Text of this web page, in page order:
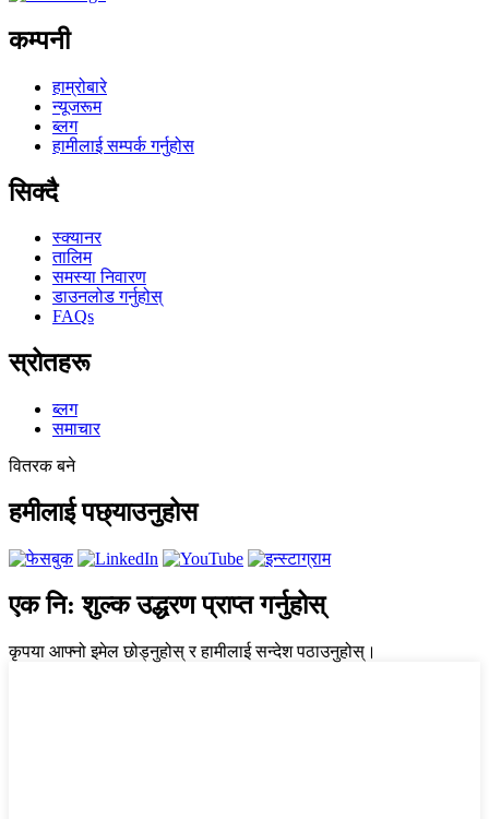
कम्पनी
हाम्रोबारे
न्यूजरूम
ब्लग
हामीलाई सम्पर्क गर्नुहोस
सिक्दै
स्क्यानर
तालिम
समस्या निवारण
डाउनलोड गर्नुहोस्
FAQs
स्रोतहरू
ब्लग
समाचार
वितरक बने
हमीलाई पछ्याउनुहोस
एक नि: शुल्क उद्धरण प्राप्त गर्नुहोस्
कृपया आफ्नो इमेल छोड्नुहोस् र हामीलाई सन्देश पठाउनुहोस्।